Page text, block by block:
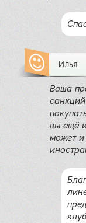
Илья
Ваша
вы ещё
может и